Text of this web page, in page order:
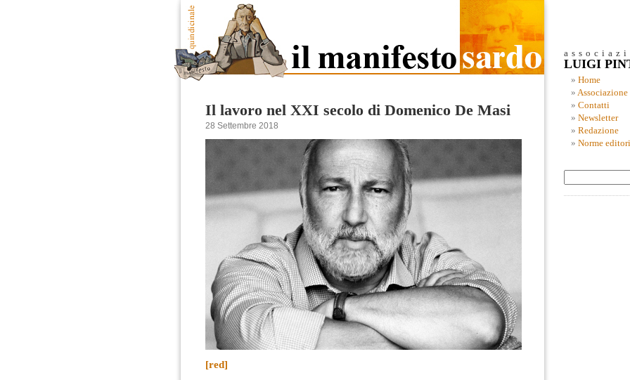
Il lavoro nel XXI secolo di Domenico De Masi
28 Settembre 2018
[red]
LUIGI
Home
Associazione
Contatti
Newsletter
Redazione
Norme